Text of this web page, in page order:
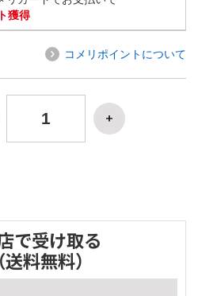
獲得
コメリポイントについて
で受け取る
（送料無料）